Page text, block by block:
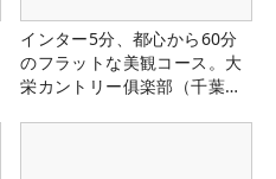
インター5分、都心から60分
のフラットな美観コース。大
栄カントリー俱楽部（千葉